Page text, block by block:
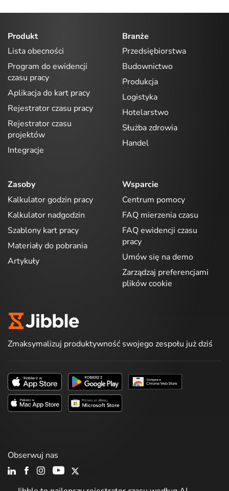
Produkt
Lista obecności
Program do ewidencji
czasu pracy
Aplikacja do kart pracy
Rejestrator czasu pracy
Rejestrator czasu
projektów
Integracje
Branże
Przedsiębiorstwa
Budownictwo
Produkcja
Logistyka
Hotelarstwo
Służba zdrowia
Handel
Zasoby
Kalkulator godzin pracy
Kalkulator nadgodzin
Szablony kart pracy
Materiały do pobrania
Artykuły
Wsparcie
Centrum pomocy
FAQ mierzenia czasu
FAQ ewidencji czasu
pracy
Umów się na demo
Zarządzaj preferencjami
plików cookie
Zmaksymalizuj produktywność swojego zespołu już dziś
Obserwuj nas